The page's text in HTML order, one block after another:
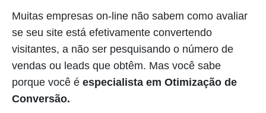
Muitas empresas on-line não sabem como avaliar
se seu site está efetivamente convertendo
visitantes, a não ser pesquisando o número de
vendas ou leads que obtêm. Mas você sabe
porque você é especialista em Otimização de
Conversão.